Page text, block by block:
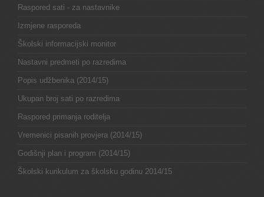
Raspored sati - za nastavnike
Izmjene rasporeda
Školski informacijski monitor
Nastavni predmeti po razredima
Popis udžbenika (2014/15)
Ukupan broj sati po razredima
Raspored primanja roditelja
Vremenici pisanih provjera (2014/15)
Godišnji plan i program (2014/15)
Školski kurikulum za školsku godinu 2014/15